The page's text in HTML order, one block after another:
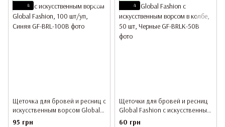
4
Щеточка для бровей и ресниц с
искусственным ворсом Global
Fashion, 100 шт/уп, Синяя
95 грн
4
Щеточки для бровей и ресниц
Global Fashion с искусственным
ворсом в колбе, 50 шт, Черные
60 грн